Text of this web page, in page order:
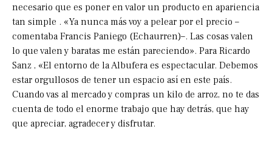
necesario que es poner en valor un producto en apariencia
tan simple . «Ya nunca más voy a pelear por el precio –
comentaba Francis Paniego (Echaurren)–. Las cosas valen
lo que valen y baratas me están pareciendo». Para Ricardo
Sanz , «El entorno de la Albufera es espectacular. Debemos
estar orgullosos de tener un espacio así en este país.
Cuando vas al mercado y compras un kilo de arroz, no te das
cuenta de todo el enorme trabajo que hay detrás, que hay
que apreciar, agradecer y disfrutar.